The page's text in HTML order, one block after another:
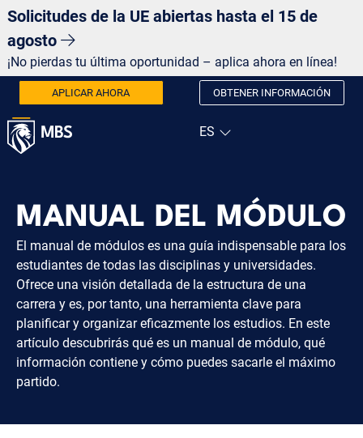
Solicitudes de la UE abiertas hasta el 15 de
agosto
¡No pierdas tu última oportunidad – aplica ahora en línea!
APLICAR AHORA OBTENER INFORMACIÓN
MANUAL DEL MÓDULO
El manual de módulos es una guía indispensable para los
estudiantes de todas las disciplinas y universidades.
Ofrece una visión detallada de la estructura de una
carrera y es, por tanto, una herramienta clave para
planificar y organizar eficazmente los estudios. En este
artículo descubrirás qué es un manual de módulo, qué
información contiene y cómo puedes sacarle el máximo
partido.